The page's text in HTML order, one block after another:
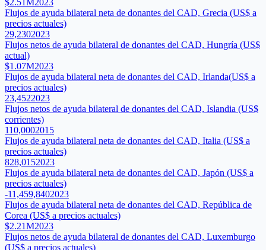
$2.51M 2023
Flujos de ayuda bilateral neta de donantes del CAD, Grecia (US$ a
precios actuales)
29,2302023
Flujos netos de ayuda bilateral de donantes del CAD, Hungría (US$
actual)
$1.07M2023
Flujos de ayuda bilateral neta de donantes del CAD, Irlanda(US$ a
precios actuales)
23,4522023
Flujos netos de ayuda bilateral de donantes del CAD, Islandia (US$
corrientes)
110,0002015
Flujos de ayuda bilateral neta de donantes del CAD, Italia (US$ a
precios actuales)
828,0152023
Flujos de ayuda bilateral neta de donantes del CAD, Japón (US$ a
precios actuales)
-11,459,8402023
Flujos de ayuda bilateral neta de donantes del CAD, República de
Corea (US$ a precios actuales)
$2.21M2023
Flujos netos de ayuda bilateral de donantes del CAD, Luxemburgo
(US$ a precios actuales)